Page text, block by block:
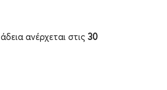
ανέρχεται στις 30